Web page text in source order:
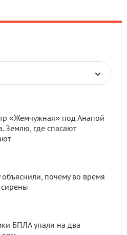
«Жемчужная» под Анапой
Землю, где спасают
почему во время
БПЛА упали на два